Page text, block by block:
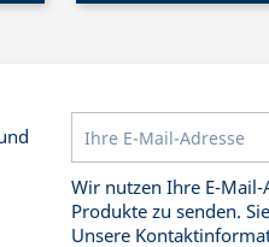
Wir nutzen Ihre E-
Produkte zu senden.
Unsere